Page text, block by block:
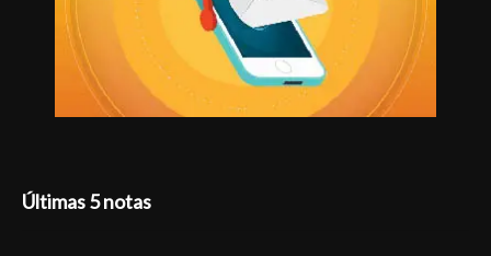
Últimas 5 notas